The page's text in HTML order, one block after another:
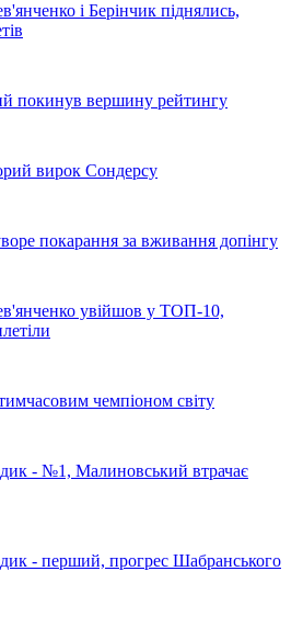
і Берінчик піднялись,
покинув вершину рейтингу
вирок Сондерсу
покарання за вживання допінгу
увійшов у ТОП-10,
чемпіоном світу
- №1, Малиновський втрачає
- перший, прогрес Шабранського